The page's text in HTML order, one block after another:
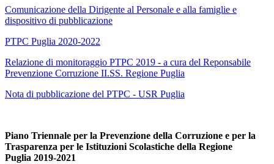
Comunicazione della Dirigente al Personale e alla famiglie e
dispositivo di pubblicazione
PTPC Puglia 2020-2022
Relazione di monitoraggio PTPC 2019 - a cura del Reponsabile
Prevenzione Corruzione II.SS. Regione Puglia
Nota di pubblicazione del PTPC - USR Puglia
Piano Triennale per la Prevenzione della Corruzione e per la
Trasparenza per le Istituzioni Scolastiche della Regione
Puglia 2019-2021